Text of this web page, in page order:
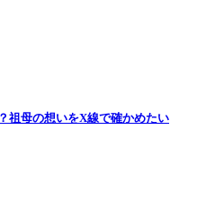
祖母の想いをX線で確かめたい